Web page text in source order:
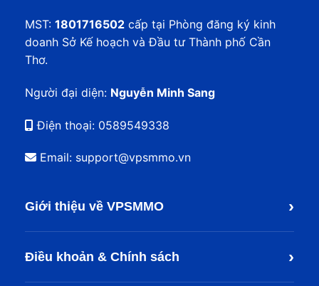
MST: 1801716502 cấp tại Phòng đăng ký kinh
doanh Sở Kế hoạch và Đầu tư Thành phố Cần
Thơ.
Người đại diện: Nguyễn Minh Sang
Điện thoại: 0589549338
Email: support@vpsmmo.vn
Giới thiệu về VPSMMO ›
Điều khoản & Chính sách ›